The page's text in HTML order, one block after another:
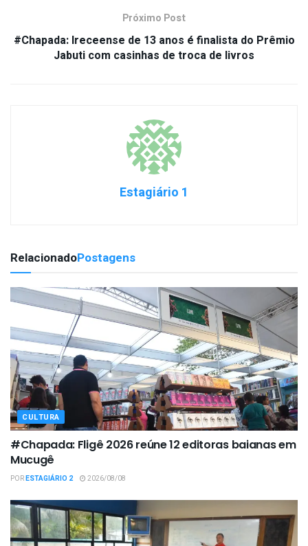
Próximo Post
#Chapada: Ireceense de 13 anos é finalista do Prêmio
Jabuti com casinhas de troca de livros
Estagiário 1
RelacionadoPostagens
CULTURA
#Chapada: Fligê 2026 reúne 12 editoras baianas em
Mucugê
PORESTAGIÁRIO 2 2026/08/08